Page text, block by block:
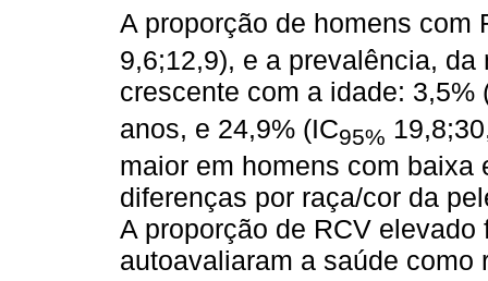
A proporção de homens com
9,6;12,9), e a prevalência,
crescente com a idade: 3,5%
anos, e 24,9% (IC95%
maior em homens com baixa
diferenças por raça/cor da
A proporção de RCV
autoavaliaram a saúde como